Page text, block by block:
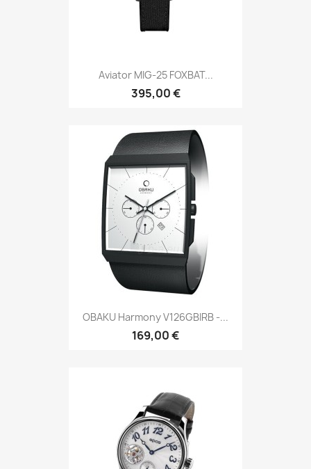
Aviator MIG-25 FOXBAT...
395,00 €
OBAKU Harmony V126GBIRB -...
169,00 €